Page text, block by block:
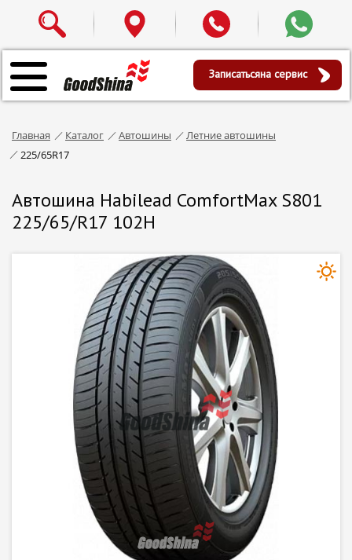
Записатьсяна сервис
Главная Каталог Автошины
Летние автошины
225/65R17
Автошина Habilead ComfortMax S801
225/65/R17 102H